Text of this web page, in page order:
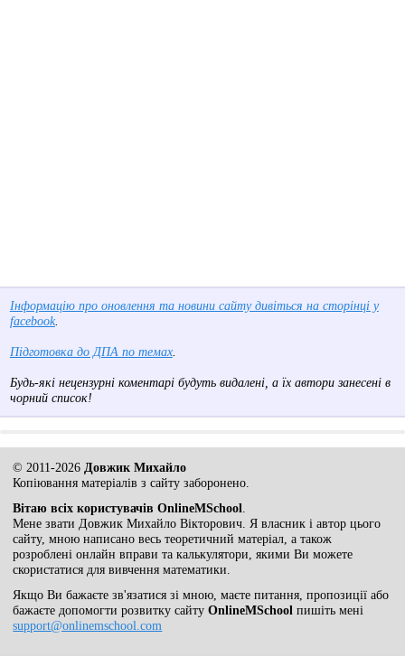
Інформацію про оновлення та новини сайту дивіться на сторінці у
facebook.
Підготовка до ДПА по темах.
Будь-які нецензурні коментарі будуть видалені, а їх автори занесені в
чорний список!
© 2011-2026 Довжик Михайло
Копіювання матеріалів з сайту заборонено.
Вітаю всіх користувачів OnlineMSchool
Мене звати Довжик Михайло Вікторович. Я власник і автор цього
сайту, мною написано весь теоретичний матеріал, а також
розроблені онлайн вправи та калькулятори, якими Ви можете
скористатися для вивчення математики.
Якщо Ви бажаєте зв'язатися зі мною, маєте питання, пропозиції або
бажаєте допомогти розвитку сайтуOnlineMSchool пишіть мені
support@onlinemschool.com